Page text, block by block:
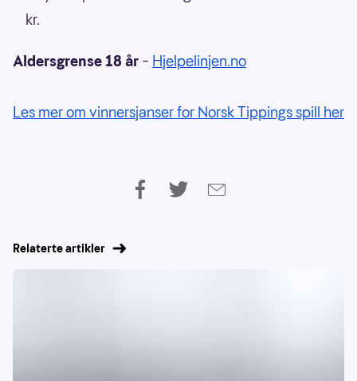
kr.
Aldersgrense 18 år – Hjelpelinjen.no
Les mer om vinnersjanser for Norsk Tippings spill her
Relaterte artikler